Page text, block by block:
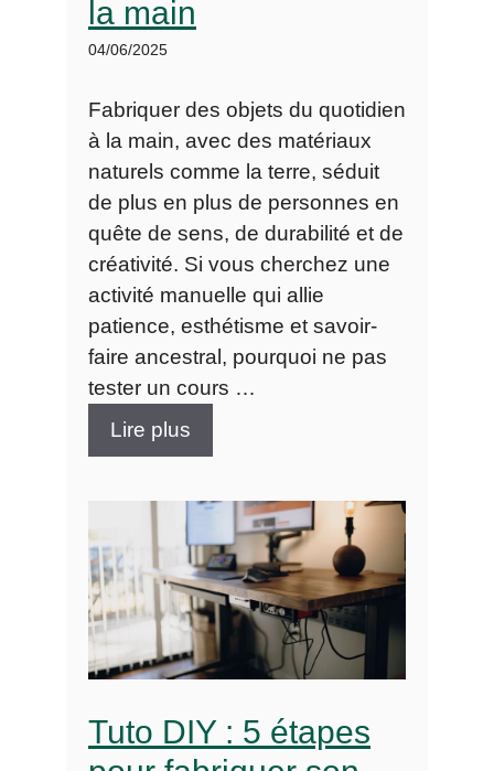
la main
04/06/2025
Fabriquer des objets du quotidien
à la main, avec des matériaux
naturels comme la terre, séduit
de plus en plus de personnes en
quête de sens, de durabilité et de
créativité. Si vous cherchez une
activité manuelle qui allie
patience, esthétisme et savoir-
faire ancestral, pourquoi ne pas
tester un cours …
Lire plus
Tuto DIY : 5 étapes